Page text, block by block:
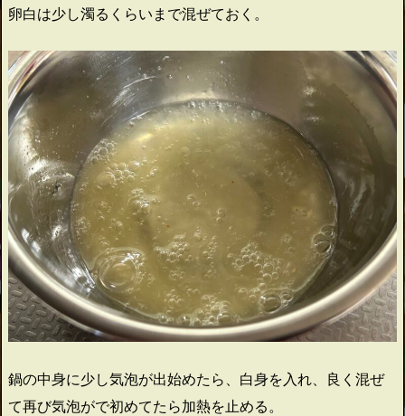
卵白は少し濁るくらいまで混ぜておく。
鍋の中身に少し気泡が出始めたら、白身を入れ、良く混ぜ
て再び気泡がで初めてたら加熱を止める。